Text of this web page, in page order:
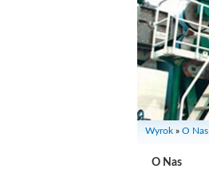
Wyrok » O Nas
O Nas